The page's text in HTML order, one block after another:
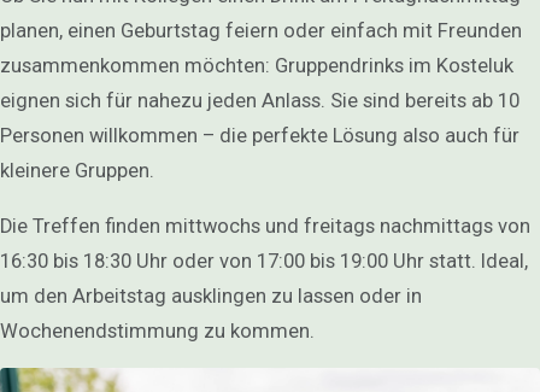
Kontakt
Spieloptionen
Aktivitäten für Kinder
Spiele
Spielplatz
DE
planen, einen Geburtstag feiern oder einfach mit Freunden
zusammenkommen möchten: Gruppendrinks im Kosteluk
eignen sich für nahezu jeden Anlass. Sie sind bereits ab 10
Personen willkommen – die perfekte Lösung also auch für
kleinere Gruppen.
Die Treffen finden mittwochs und freitags nachmittags von
16:30 bis 18:30 Uhr oder von 17:00 bis 19:00 Uhr statt. Ideal,
um den Arbeitstag ausklingen zu lassen oder in
Wochenendstimmung zu kommen.